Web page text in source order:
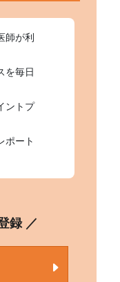
師が利
を毎日
ントプ
ポート
録 ／